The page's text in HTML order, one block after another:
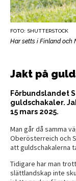
FOTO: SHUTTERSTOCK
Har setts i Finland och
Jakt på
Förbundslandet
guldschakaler.
15 mars 2025.
Man går då samma
Oberösterreich och
att guldschakalerna
Tidigare har man
slättlandskap inte